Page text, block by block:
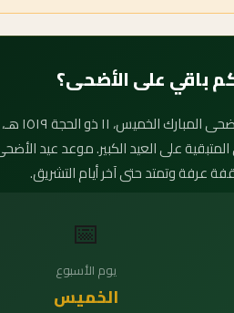
المتبقية على العيد الكبير. موعد عيد
عرفة وتمتد حتى آخر أيام التشريق.
📅
يوم الأسبوع
الخميس